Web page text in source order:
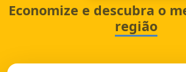
Economize e descubra o
região